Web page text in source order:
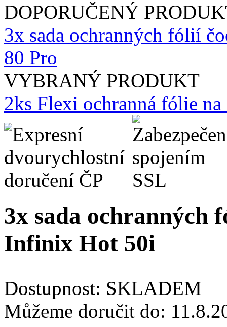
DOPORUČENÝ
3x sada ochranných fólií
80 Pro
VYBRANÝ PRODUKT
2ks Flexi ochranná fólie
3x sada ochranných
Infinix Hot 50i
Dostupnost: SKLADEM
Můžeme doručit do: